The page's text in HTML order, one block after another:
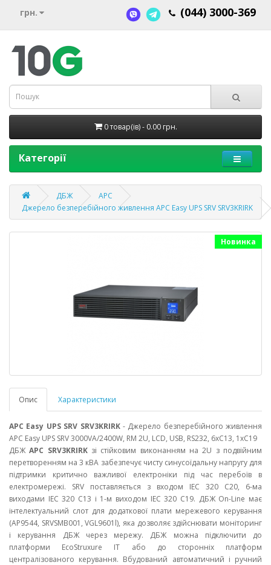
грн. (044) 3000-369
0 товар(ів) - 0.00 грн.
Категорії
ДБЖ
APC
Джерело безперебійного живлення APC Easy UPS SRV SRV3KRIRK
Новинка
Опис Характеристики
APC Easy UPS SRV SRV3KRIRK - Джерело безперебійного живлення
APC Easy UPS SRV 3000VA/2400W, RM 2U, LCD, USB, RS232, 6xC13, 1xC19
ДБЖAPC SRV3KRIRK зі стійковим виконанням на 2U з подвійним
перетворенням на 3 кВА забезпечує чисту синусоїдальну напругу для
підтримки критично важливої електроніки під час перебоїв в
електромережі. SRV поставляється з входом IEC 320 C20, 6-ма
виходами IEC 320 C13 і 1-м виходом IEC 320 C19. ДБЖ On-Line має
інтелектуальний слот для додаткової плати мережевого керування
(AP9544, SRVSMB001, VGL9601l), яка дозволяє здійснювати моніторинг
і керування ДБЖ через мережу. ДБЖ можна підключити до
платформи EcoStruxure IT або до сторонніх платформ
централізованого керування. Вбудований автоматичний і ручний